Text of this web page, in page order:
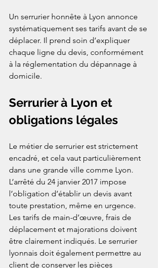
Un serrurier honnête à Lyon annonce
systématiquement ses tarifs avant de se
déplacer. Il prend soin d’expliquer
chaque ligne du devis, conformément
à la réglementation du dépannage à
domicile.
Serrurier à Lyon et
obligations légales
Le métier de serrurier est strictement
encadré, et cela vaut particulièrement
dans une grande ville comme Lyon.
L’arrêté du 24 janvier 2017 impose
l’obligation d’établir un devis avant
toute prestation, même en urgence.
Les tarifs de main-d’œuvre, frais de
déplacement et majorations doivent
être clairement indiqués. Le serrurier
lyonnais doit également permettre au
client de conserver les pièces